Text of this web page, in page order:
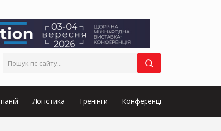
Логістика Тренінги Конференції